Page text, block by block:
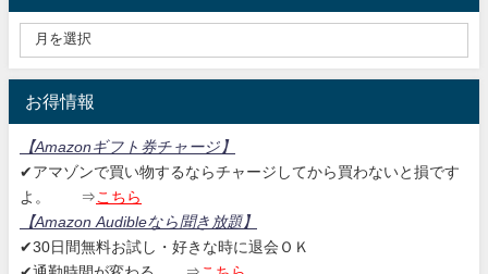
お得情報
【Amazonギフト券チャージ 】
✔アマゾンで買い物するならチャージしてから買わないと損です
よ。
⇒ こちら
【Amazon Audibleなら聞き放題】
✔30日間無料お試し・好きな時に退会ＯＫ